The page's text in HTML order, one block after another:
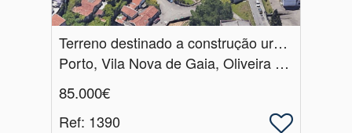
Terreno destinado a construção urbana em Vila Nova de Gaia
Porto, Vila Nova de Gaia, Oliveira do Douro
85.000€
Ref: 1390